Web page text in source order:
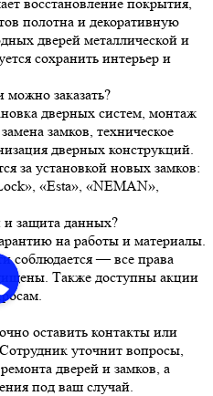
полотна и декоративную
дверей металлической и
сохранить интерьер и
заказать?
дверных систем, монтаж
замков, техническое
дверных конструкций.
за установкой новых замков:
«Esta», «NEMAN»,
и защита данных?
на работы и материалы.
соблюдается — все права
Также доступны акции
оставить контакты или
уточнит вопросы,
дверей и замков, а
под ваш случай.